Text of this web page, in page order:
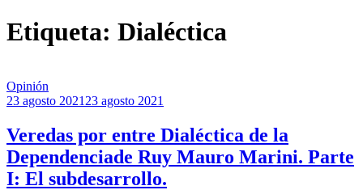
Etiqueta: Dialéctica
Opinión
23 agosto 2021 23 agosto 2021
Veredas por entre Dialéctica de la
Dependenciade Ruy Mauro Marini. Parte
I: El subdesarrollo.